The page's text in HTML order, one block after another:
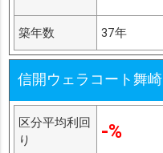
築年数 37年
信開ウェラコート舞崎
区分平均利回
り
-%